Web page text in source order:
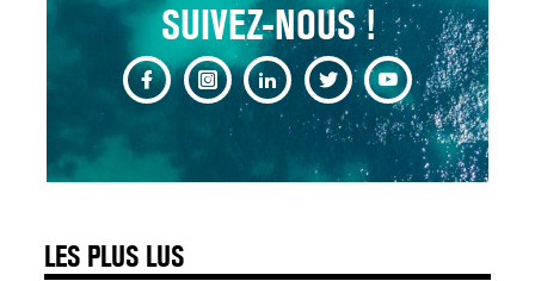
SUIVEZ-NOUS !
LES PLUS LUS
INSUFFISANCE
CARDIAQUE : LES
SIGNAUX D’ALERTE
AVANT… LA MORT
25 août 2024